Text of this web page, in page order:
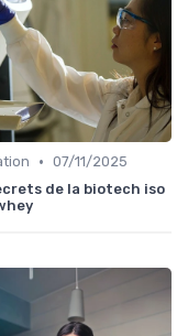
• 07/11/2025
de la biotech iso